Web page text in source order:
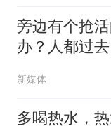
旁边有个抢
办？人都过去
新媒体
多喝热水，